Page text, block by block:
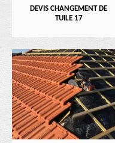
DEVIS CHANGEMENT DE
TUILE 17